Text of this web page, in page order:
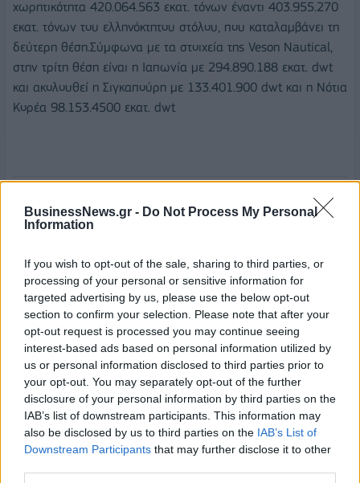
BusinessNews.gr - Do Not Process My Personal
Information
If you wish to opt-out of the sale, sharing to third parties, or
processing of your personal or sensitive information for
targeted advertising by us, please use the below opt-out
section to confirm your selection. Please note that after your
opt-out request is processed you may continue seeing
interest-based ads based on personal information utilized by
us or personal information disclosed to third parties prior to
your opt-out. You may separately opt-out of the further
disclosure of your personal information by third parties on the
IAB’s list of downstream participants. This information may
also be disclosed by us to third parties on the IAB’s List of
Downstream Participants that may further disclose it to other
χωρητικότητα 420.064.563 εκατ. τόνων έναντι 403.955.270
εκατ. τόνων του ελληνόκτητου στόλου, που καταλαμβάνει τη
δεύτερη θέση.Σύμφωνα με τα στοιχεία της Veson Nautical,
στην τρίτη θέση είναι η Ιαπωνία με 294.890.188 εκατ. dwt
και ακολουθεί η Σιγκαπούρη με 133.401.900 dwt και η Νότια
Κορέα 98.153.4500 εκατ. dwt
VESSELVALUES
ΕΛΛΗΝΙΚΟΣ ΣΤΟΛΟΣ